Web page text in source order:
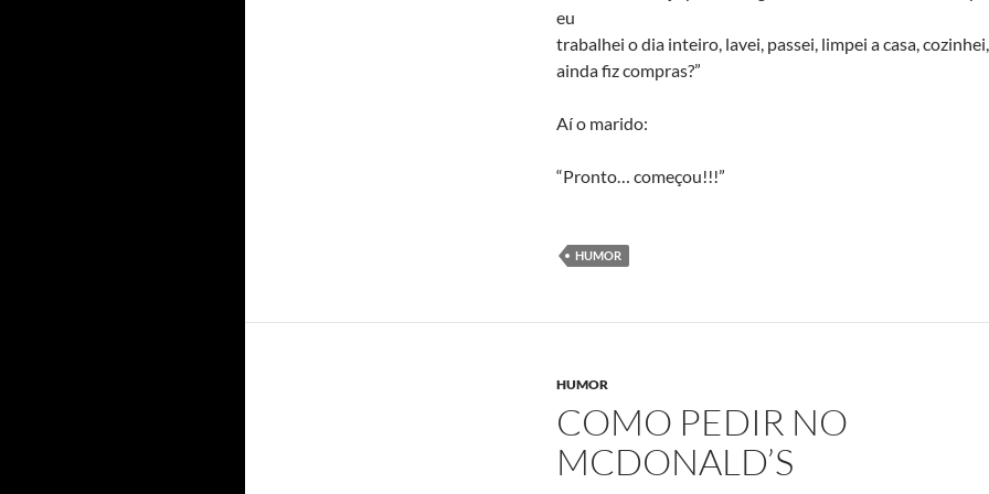
eu
trabalhei o dia inteiro, lavei, passei, limpei a casa,
ainda fiz compras?”
Aí o marido:
“Pronto… começou!!!”
HUMOR
HUMOR
COMO PEDIR NO
MCDONALD’S